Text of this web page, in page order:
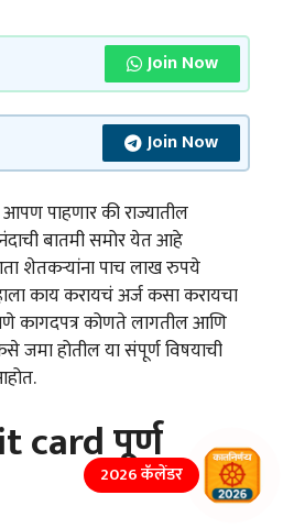
Join Now
Join Now
पाहणार की राज्यातील
बातमी समोर येत आहे
शेतकऱ्यांना पाच लाख रुपये
काय करायचं अर्ज कसा करायचा
कागदपत्र कोणते लागतील आणि
जमा होतील या संपूर्ण विषयाची
card पूर्ण
2026 कॅलेंडर